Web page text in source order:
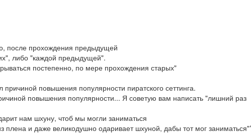
после прохождения предыдущей
либо "каждой предыдущей".
постепенно, по мере прохождения старых"
повышения популярности пиратского сеттинга.
повышения популярности... Я советую вам написать "лишний раз
нам шхуну, чтоб мы могли заниматься
плена и даже великодушно одаривает шхуной, дабы тот мог